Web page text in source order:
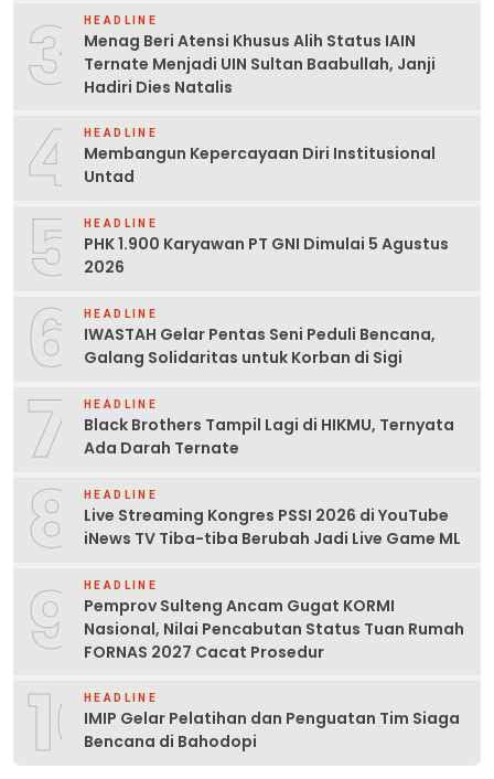
3 HEADLINE
Menag Beri Atensi Khusus Alih Status IAIN
Ternate Menjadi UIN Sultan Baabullah, Janji
Hadiri Dies Natalis
4 HEADLINE
Membangun Kepercayaan Diri Institusional
Untad
5 HEADLINE
PHK 1.900 Karyawan PT GNI Dimulai 5 Agustus
2026
6 HEADLINE
IWASTAH Gelar Pentas Seni Peduli Bencana,
Galang Solidaritas untuk Korban di Sigi
7 HEADLINE
Black Brothers Tampil Lagi di HIKMU, Ternyata
Ada Darah Ternate
8 HEADLINE
Live Streaming Kongres PSSI 2026 di YouTube
iNews TV Tiba-tiba Berubah Jadi Live Game ML
9 HEADLINE
Pemprov Sulteng Ancam Gugat KORMI
Nasional, Nilai Pencabutan Status Tuan Rumah
FORNAS 2027 Cacat Prosedur
10HEADLINE
IMIP Gelar Pelatihan dan Penguatan Tim Siaga
Bencana di Bahodopi